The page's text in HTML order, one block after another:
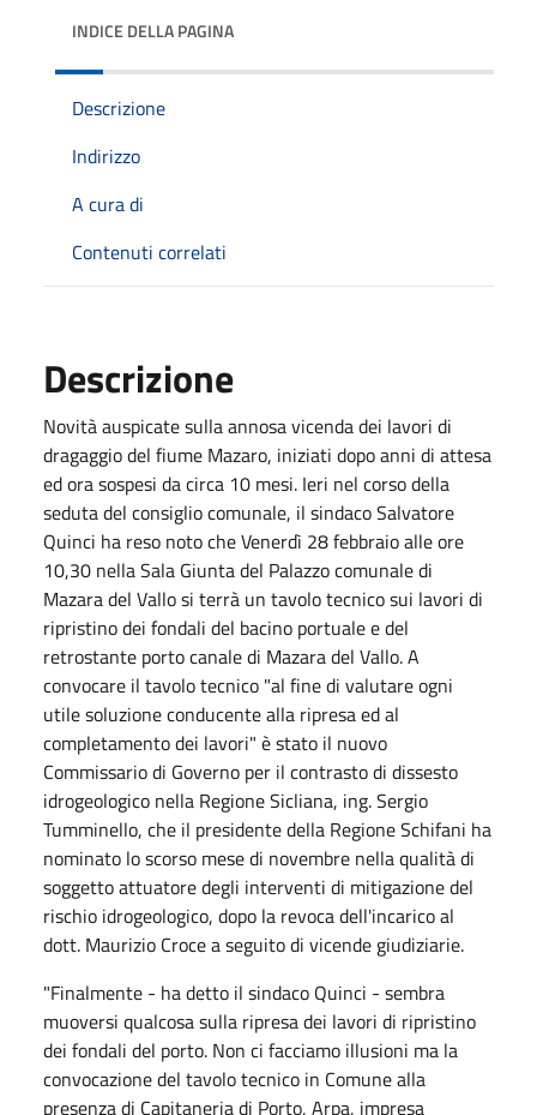
INDICE DELLA PAGINA
Descrizione
Indirizzo
A cura di
Contenuti correlati
Descrizione
Novità auspicate sulla annosa vicenda dei lavori di
dragaggio del fiume Mazaro, iniziati dopo anni di attesa
ed ora sospesi da circa 10 mesi. Ieri nel corso della
seduta del consiglio comunale, il sindaco Salvatore
Quinci ha reso noto che Venerdì 28 febbraio alle ore
10,30 nella Sala Giunta del Palazzo comunale di
Mazara del Vallo si terrà un tavolo tecnico sui lavori di
ripristino dei fondali del bacino portuale e del
retrostante porto canale di Mazara del Vallo. A
convocare il tavolo tecnico "al fine di valutare ogni
utile soluzione conducente alla ripresa ed al
completamento dei lavori" è stato il nuovo
Commissario di Governo per il contrasto di dissesto
idrogeologico nella Regione Sicliana, ing. Sergio
Tumminello, che il presidente della Regione Schifani ha
nominato lo scorso mese di novembre nella qualità di
soggetto attuatore degli interventi di mitigazione del
rischio idrogeologico, dopo la revoca dell'incarico al
dott. Maurizio Croce a seguito di vicende giudiziarie.
"Finalmente - ha detto il sindaco Quinci - sembra
muoversi qualcosa sulla ripresa dei lavori di ripristino
dei fondali del porto. Non ci facciamo illusioni ma la
convocazione del tavolo tecnico in Comune alla
presenza di Capitaneria di Porto, Arpa, impresa